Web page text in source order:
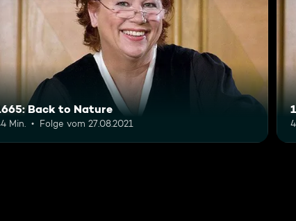
Back to Nature
Min. Folge vom 27.08.2021